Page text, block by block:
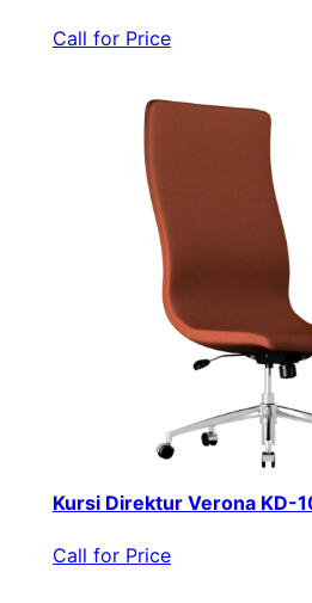
Call for Price
Kursi Direktur Verona KD-
Call for Price